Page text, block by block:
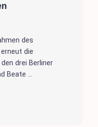
des
die
drei Berliner
Beate ...